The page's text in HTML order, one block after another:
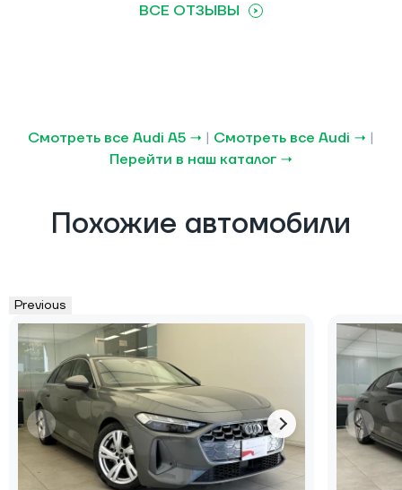
ВСЕ ОТЗЫВЫ
Смотреть все Audi A5 → | Смотреть все Audi → |
Перейти в наш каталог →
Похожие автомобили
Previous